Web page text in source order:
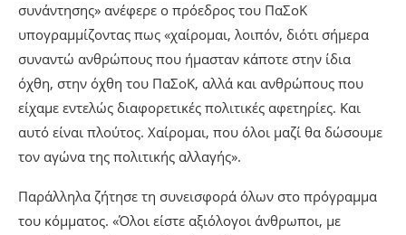
συνάντησης» ανέφερε ο πρόεδρος του ΠαΣοΚ
υπογραμμίζοντας πως «χαίρομαι, λοιπόν, διότι σήμερα
συναντώ ανθρώπους που ήμασταν κάποτε στην ίδια
όχθη, στην όχθη του ΠαΣοΚ, αλλά και ανθρώπους που
είχαμε εντελώς διαφορετικές πολιτικές αφετηρίες. Και
αυτό είναι πλούτος. Χαίρομαι, που όλοι μαζί θα δώσουμε
τον αγώνα της πολιτικής αλλαγής».
Παράλληλα ζήτησε τη συνεισφορά όλων στο πρόγραμμα
του κόμματος. «Όλοι είστε αξιόλογοι άνθρωποι, με